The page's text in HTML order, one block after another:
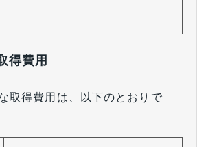
得費用
取得費用は、以下のとおりで